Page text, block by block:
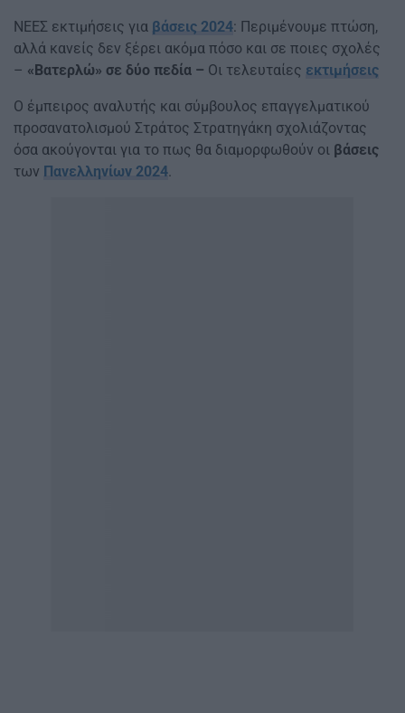
ΝΕΕΣ εκτιμήσεις για βάσεις 2024: Περιμένουμε πτώση,
αλλά κανείς δεν ξέρει ακόμα πόσο και σε ποιες σχολές
– «Βατερλώ» σε δύο πεδία – Οι τελευταίες εκτιμήσεις
Ο έμπειρος αναλυτής και σύμβουλος επαγγελματικού
προσανατολισμού Στράτος Στρατηγάκη σχολιάζοντας
όσα ακούγονται για το πως θα διαμορφωθούν οι βάσεις
των Πανελληνίων 2024.